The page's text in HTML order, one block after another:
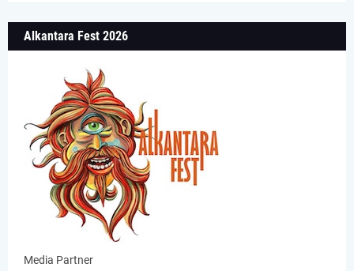
Alkantara Fest 2026
Media Partner